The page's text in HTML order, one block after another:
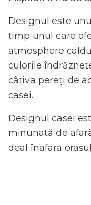
Designul este
timp unul care
atmosphere
culorile
câțiva pereți de
casei.
Designul casei
minunată de
deal înafara